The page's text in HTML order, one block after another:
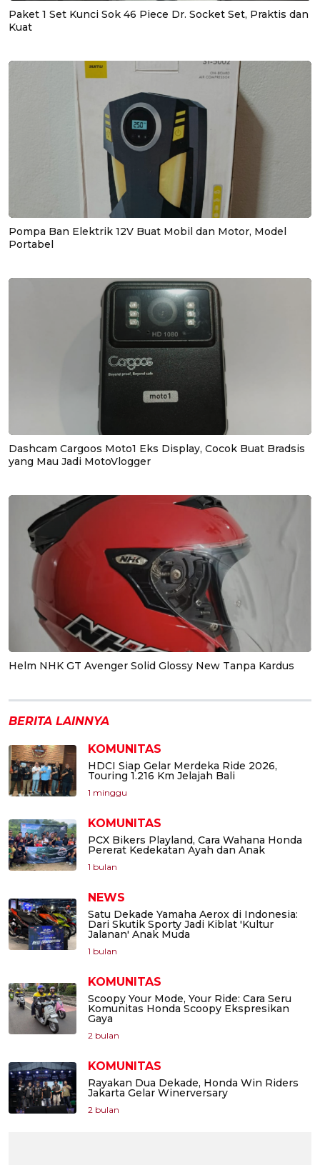
Paket 1 Set Kunci Sok 46 Piece Dr. Socket Set, Praktis dan
Kuat
Pompa Ban Elektrik 12V Buat Mobil dan Motor, Model
Portabel
Dashcam Cargoos Moto1 Eks Display, Cocok Buat Bradsis
yang Mau Jadi MotoVlogger
Helm NHK GT Avenger Solid Glossy New Tanpa Kardus
BERITA LAINNYA
KOMUNITAS
HDCI Siap Gelar Merdeka Ride 2026,
Touring 1.216 Km Jelajah Bali
1 minggu
KOMUNITAS
PCX Bikers Playland, Cara Wahana Honda
Pererat Kedekatan Ayah dan Anak
1 bulan
NEWS
Satu Dekade Yamaha Aerox di Indonesia:
Dari Skutik Sporty Jadi Kiblat 'Kultur
Jalanan' Anak Muda
1 bulan
KOMUNITAS
Scoopy Your Mode, Your Ride: Cara Seru
Komunitas Honda Scoopy Ekspresikan
Gaya
2 bulan
KOMUNITAS
Rayakan Dua Dekade, Honda Win Riders
Jakarta Gelar Winerversary
2 bulan